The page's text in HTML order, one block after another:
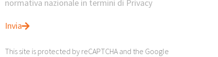
normativa nazionale in termini di Privacy
Invia
This site is protected by reCAPTCHA and the Google